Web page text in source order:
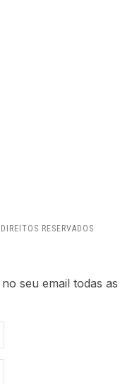
RESERVADOS
seu email todas as